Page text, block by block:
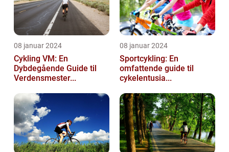
08 januar 2024
Cykling VM: En
Dybdegående Guide til
Verdensmester...
08 januar 2024
Sportcykling: En
omfattende guide til
cykelentusia...